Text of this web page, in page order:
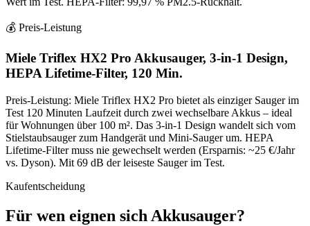
💰 Preis-Leistung
Miele Triflex HX2 Pro Akkusauger, 3-in-1 Design,
HEPA Lifetime-Filter, 120 Min.
Preis-Leistung: Miele Triflex HX2 Pro bietet als einziger Sauger im
Test 120 Minuten Laufzeit durch zwei wechselbare Akkus – ideal
für Wohnungen über 100 m². Das 3-in-1 Design wandelt sich vom
Stielstaubsauger zum Handgerät und Mini-Sauger um. HEPA
Lifetime-Filter muss nie gewechselt werden (Ersparnis: ~25 €/Jahr
vs. Dyson). Mit 69 dB der leiseste Sauger im Test.
Kaufentscheidung
Für wen eignen sich Akkusauger?